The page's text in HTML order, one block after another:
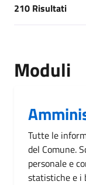
210 Risultati
Moduli
Tutte le
del Comune.
personale e
statistiche e i